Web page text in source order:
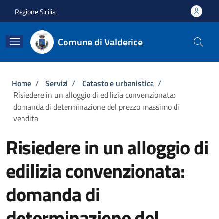
Regione Sicilia
Comune di Valderice
Briciole di pane
Home / Servizi / Catasto e urbanistica /
Risiedere in un alloggio di edilizia convenzionata:
domanda di determinazione del prezzo massimo di
vendita
Risiedere in un alloggio di
edilizia convenzionata:
domanda di